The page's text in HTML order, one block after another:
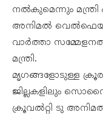
നൽകുമെന്നും മന്ത്രി
അനിമൽ
വാർത്താ
മന്ത്രി.
മൃഗങ്ങളോടുള്ള
ജില്ലകളിലും
ക്രൂവൽറ്റി ടു